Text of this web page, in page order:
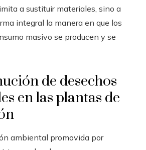
a sustituir materiales, sino a
integral la manera en que los
masivo se producen y se
de desechos
en las plantas de
ambiental promovida por